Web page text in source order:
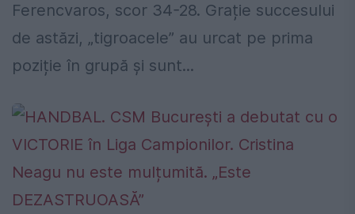
Ferencvaros, scor 34-28. Grație succesului
de astăzi, „tigroacele” au urcat pe prima
poziție în grupă și sunt...